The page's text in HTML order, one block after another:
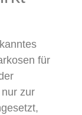
für
zur